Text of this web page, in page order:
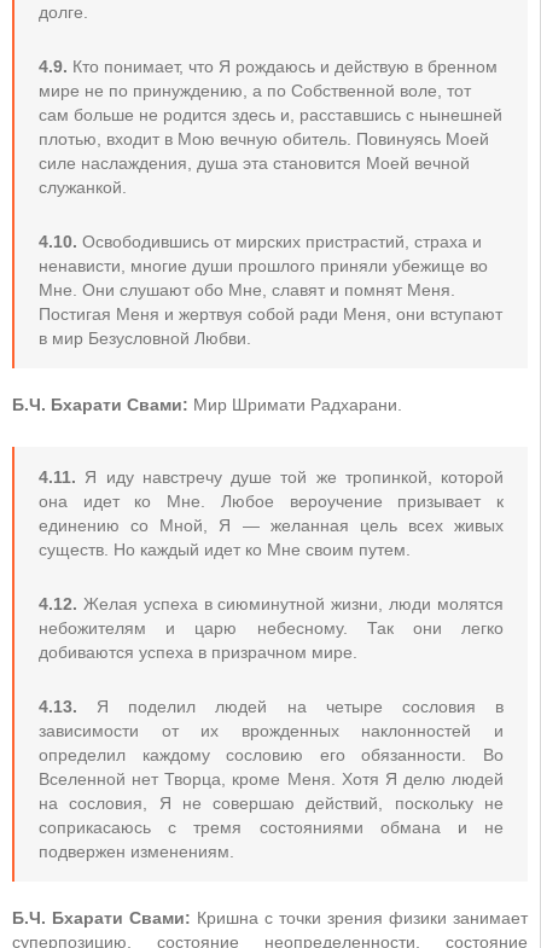
долге.
4.9. Кто понимает, что Я рождаюсь и действую в бренном
мире не по принуждению, а по Собственной воле, тот
сам больше не родится здесь и, расставшись с нынешней
плотью, входит в Мою вечную обитель. Повинуясь Моей
силе наслаждения, душа эта становится Моей вечной
служанкой.
4.10. Освободившись от мирских пристрастий, страха и
ненависти, многие души прошлого приняли убежище во
Мне. Они слушают обо Мне, славят и помнят Меня.
Постигая Меня и жертвуя собой ради Меня, они вступают
в мир Безусловной Любви.
Б.Ч. Бхарати Свами: Мир Шримати Радхарани.
4.11. Я иду навстречу душе той же тропинкой, которой
она идет ко Мне. Любое вероучение призывает к
единению со Мной, Я — желанная цель всех живых
существ. Но каждый идет ко Мне своим путем.
4.12. Желая успеха в сиюминутной жизни, люди молятся
небожителям и царю небесному. Так они легко
добиваются успеха в призрачном мире.
4.13. Я поделил людей на четыре сословия в
зависимости от их врожденных наклонностей и
определил каждому сословию его обязанности. Во
Вселенной нет Творца, кроме Меня. Хотя Я делю людей
на сословия, Я не совершаю действий, поскольку не
соприкасаюсь с тремя состояниями обмана и не
подвержен изменениям.
Б.Ч. Бхарати Свами: Кришна с точки зрения физики занимает
суперпозицию, состояние неопределенности, состояние